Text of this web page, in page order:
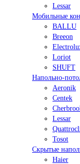
Lessar
Мобильные
BALLU
Breeon
Loriot
SHUFT
Напольно-
Aeronik
Centek
Lessar
Tosot
Скрытые
Haier